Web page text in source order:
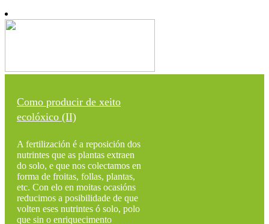
Como producir de xeito
ecolóxico (II)
A fertilización é a reposición dos
nutrintes que as plantas extraen
do solo, e que nos colectamos en
forma de froitas, follas, plantas,
etc. Con elo en moitas ocasións
reducimos a posibilidade de que
volten eses nutrintes ó solo, polo
que sin o enriquecimento